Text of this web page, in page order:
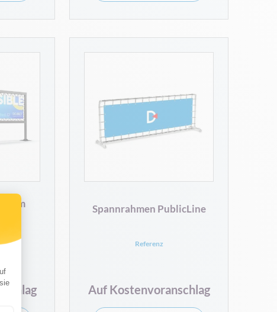
Spannrahmen PublicLine
Referenz
Auf Kostenvoranschlag